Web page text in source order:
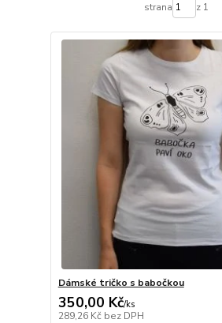
strana z 1
Dámské tričko s babočkou
350,00 Kč/ks
289,26 Kč bez DPH